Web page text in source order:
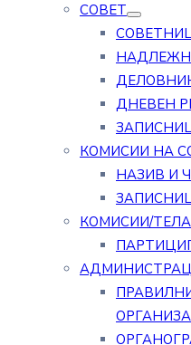
СОВЕТ
ДНЕВЕН
КОМИСИИ НА
НАЗИВ И
КОМИСИИ/